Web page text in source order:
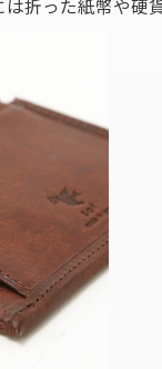
折った紙幣や硬